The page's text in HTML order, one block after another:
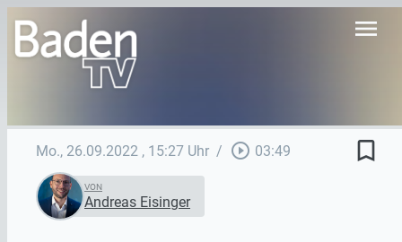
menu
Mo., 26.09.2022 , 15:27 Uhr / play_circle_outline 03:49 bookmark_border
VON
Andreas Eisinger